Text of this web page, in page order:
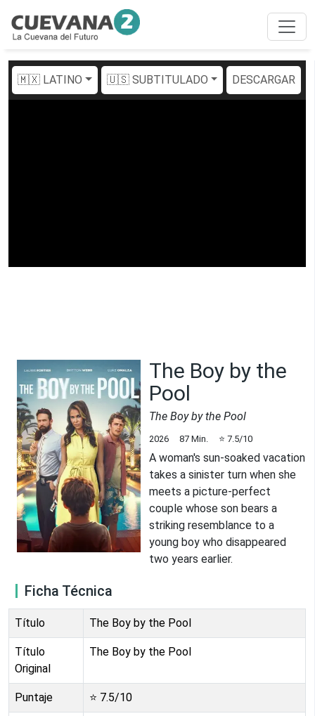
🇲🇽 LATINO 🇺🇸 SUBTITULADO DESCARGAR
The Boy by the
Pool
The Boy by the Pool
2026 87 Min. ⭐ 7.5/10
A woman's sun-soaked vacation
takes a sinister turn when she
meets a picture-perfect
couple whose son bears a
striking resemblance to a
young boy who disappeared
two years earlier.
Ficha Técnica
Título The Boy by the Pool
Título
Original
The Boy by the Pool
Puntaje ⭐ 7.5/10